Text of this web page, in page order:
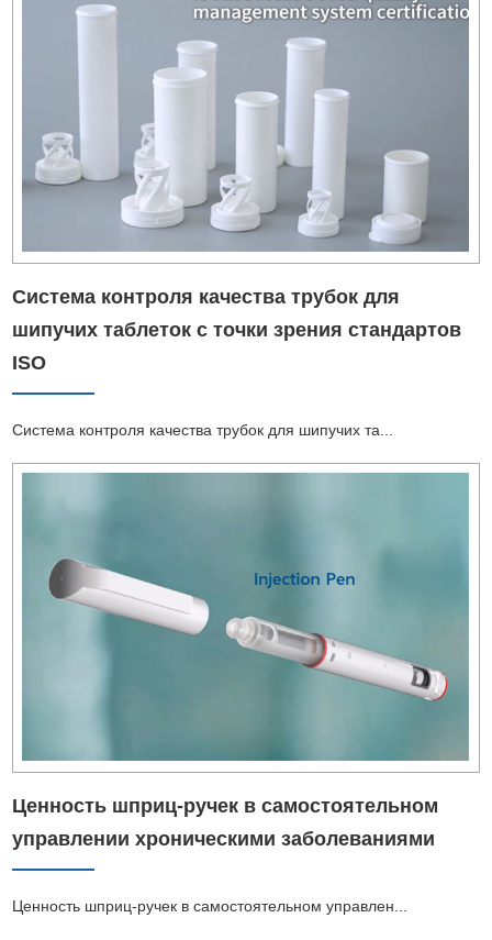
Система контроля качества трубок для
шипучих таблеток с точки зрения стандартов
ISO
Система контроля качества трубок для шипучих та...
Ценность шприц-ручек в самостоятельном
управлении хроническими заболеваниями
Ценность шприц-ручек в самостоятельном управлен...